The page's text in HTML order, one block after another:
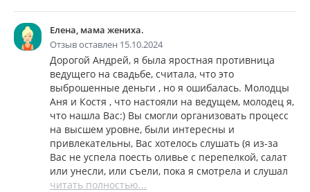
Елена, мама жениха.
Отзыв оставлен 15.10.2024
Дорогой Андрей, я была яростная противница
ведущего на свадьбе, считала, что это
выброшенные деньги , но я ошибалась. Молодцы
Аня и Костя , что настояли на ведущем, молодец я,
что нашла Вас:) Вы смогли организовать процесс
на высшем уровне, были интересны и
привлекательны, Вас хотелось слушать (я из-за
Вас не успела поесть оливье с перепелкой, салат
или унесли, или съели, пока я смотрела и слушал
читать полностью...